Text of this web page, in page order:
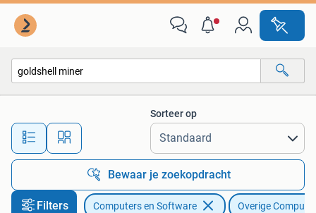
Alle afstanden…
Sorteer op
Bewaar je zoekopdracht
Filters Computers en Software Overige